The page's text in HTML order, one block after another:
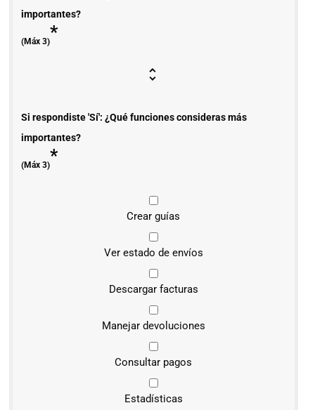
importantes?
(Máx 3)*
Si respondiste 'Sí': ¿Qué funciones consideras más
importantes?
(Máx 3)*
Crear guías
Ver estado de envíos
Descargar facturas
Manejar devoluciones
Consultar pagos
Estadísticas